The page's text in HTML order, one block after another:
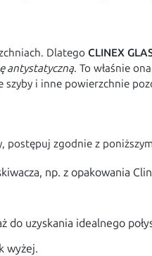
DlategoCLINEX
antystatyczną. To właśnie
i inne powierzchnie
postępuj zgodnie z
np. z opakowania
uzyskania idealnego
wyżej.